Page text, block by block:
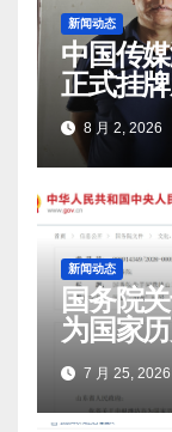
新闻动态
中国传
正式挂
8 月 2, 2026
新闻动态
国务院
为国家
7 月 25, 2026